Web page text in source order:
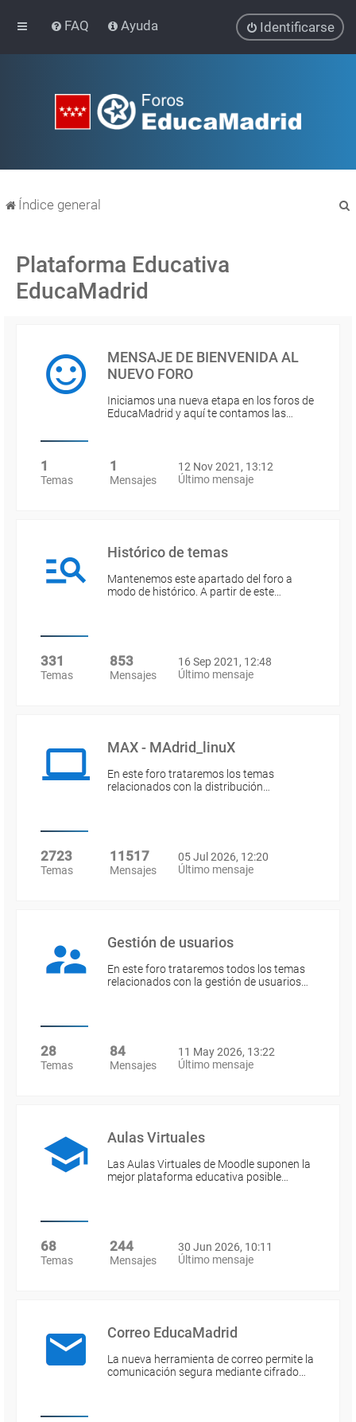
FAQ Ayuda Identificarse
Índice general
Plataforma Educativa
EducaMadrid
MENSAJE DE BIENVENIDA AL
NUEVO FORO
Iniciamos una nueva etapa en los foros de
EducaMadrid y aquí te contamos las…
1
Temas
1
Mensajes
12 Nov 2021, 13:12
Último mensaje
Histórico de temas
Mantenemos este apartado del foro a
modo de histórico. A partir de este…
331
Temas
853
Mensajes
16 Sep 2021, 12:48
Último mensaje
MAX - MAdrid_linuX
En este foro trataremos los temas
relacionados con la distribución…
2723
Temas
11517
Mensajes
05 Jul 2026, 12:20
Último mensaje
Gestión de usuarios
En este foro trataremos todos los temas
relacionados con la gestión de usuarios…
28
Temas
84
Mensajes
11 May 2026, 13:22
Último mensaje
Aulas Virtuales
Las Aulas Virtuales de Moodle suponen la
mejor plataforma educativa posible…
68
Temas
244
Mensajes
30 Jun 2026, 10:11
Último mensaje
Correo EducaMadrid
La nueva herramienta de correo permite la
comunicación segura mediante cifrado…